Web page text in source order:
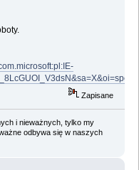
Zapisane
i nieważnych, tylko my
odbywa się w naszych